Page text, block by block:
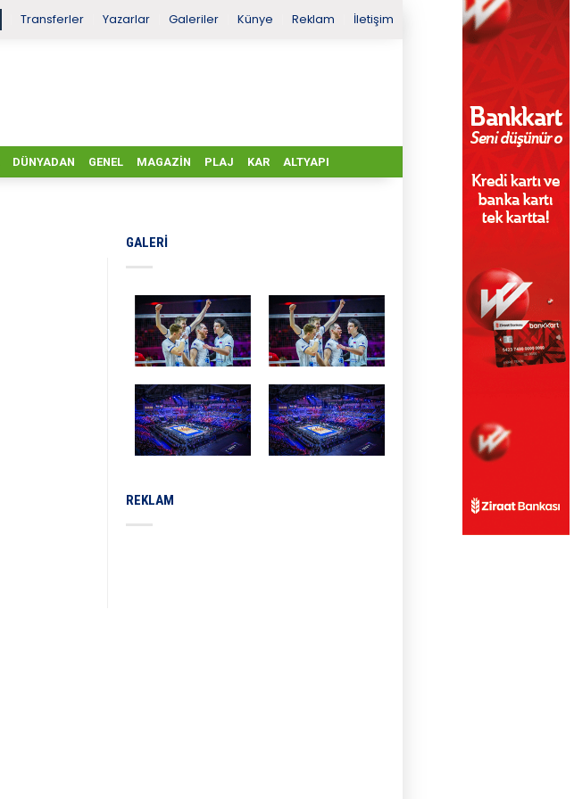
Transferler Yazarlar Galeriler Künye Reklam İletişim
DÜNYADAN GENEL MAGAZIN PLAJ KAR ALTYAPI
GALERI
REKLAM